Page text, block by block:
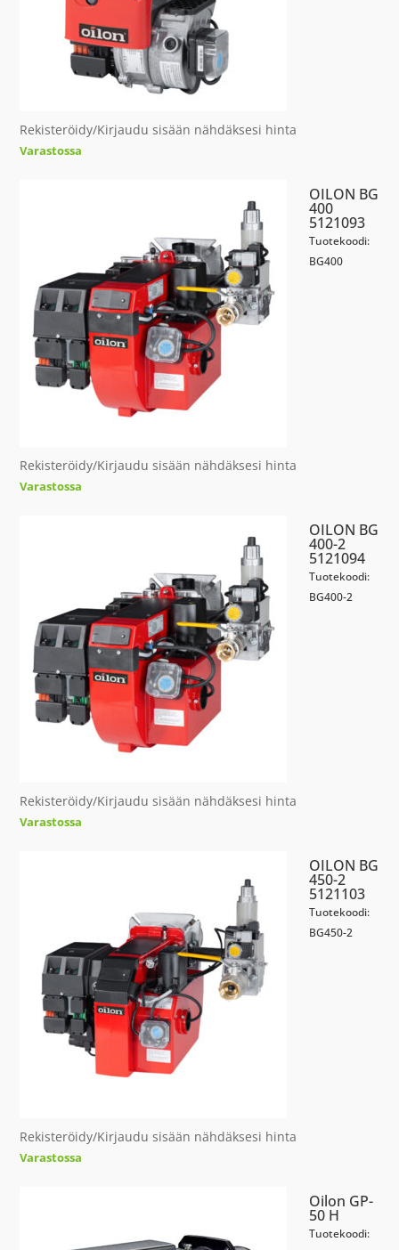
Rekisteröidy/Kirjaudu sisään nähdäksesi hinta
Varastossa
OILON BG
400
5121093
Tuotekoodi:
BG400
Rekisteröidy/Kirjaudu sisään nähdäksesi hinta
Varastossa
OILON BG
400-2
5121094
Tuotekoodi:
BG400-2
Rekisteröidy/Kirjaudu sisään nähdäksesi hinta
Varastossa
OILON BG
450-2
5121103
Tuotekoodi:
BG450-2
Rekisteröidy/Kirjaudu sisään nähdäksesi hinta
Varastossa
Oilon GP-
50 H
Tuotekoodi: